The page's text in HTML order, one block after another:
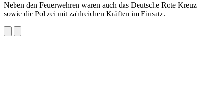
Neben den Feuerwehren waren auch das Deutsche Rote Kreuz
sowie die Polizei mit zahlreichen Kräften im Einsatz.